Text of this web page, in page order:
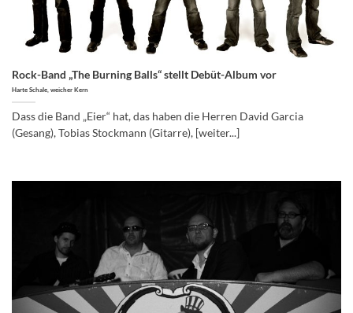
Rock-Band „The Burning Balls“ stellt Debüt-Album vor
Harte Schale, weicher Kern
Dass die Band „Eier“ hat, das haben die Herren David Garcia
(Gesang), Tobias Stockmann (Gitarre), [weiter...]